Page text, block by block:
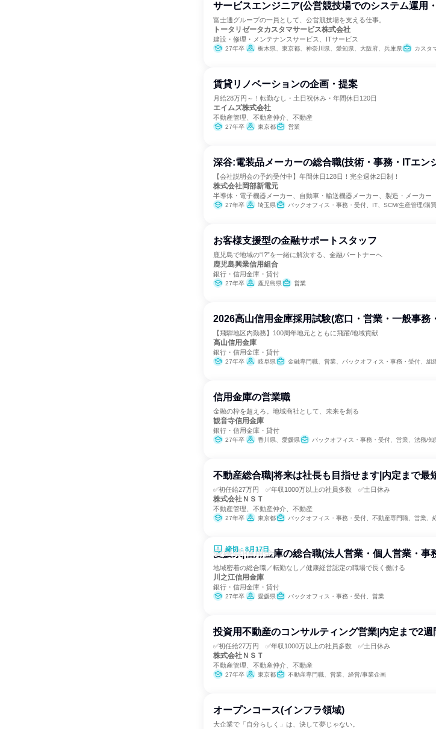
サービスエンジニア(公営競技場でのシステム運用
富士通グループの一員として、公営競技場を支える仕事。
トータリゼータカスタマサービス株式会社
建設・修理・メンテナンスサービス、ITサービス
27年卒 栃木県、東京都、神奈川県、愛知県、大阪府、兵庫県 カスタ
賃貸リノベーションの企画・提案
月給28万円～！転勤なし・土日祝休み・年間休日120日
エイムズ株式会社
不動産管理、不動産仲介、不動産
27年卒 東京都 営業
深谷:電装品メーカーの総合職(技術・事務・ITエン
【会社説明会の予約受付中】年間休日128日！完全週休2日制！
株式会社岡部新電元
半導体・電子機器メーカー、自動車・輸送機器メーカー、製造・メーカー
27年卒 埼玉県 バックオフィス・事務・受付、IT、SCM/生産管理/購
お客様支援型の金融サポートスタッフ
鹿児島で地域の“!?”を一緒に解決する、金融パートナーへ
鹿児島興業信用組合
銀行・信用金庫・貸付
27年卒 鹿児島県 営業
2026高山信用金庫採用試験(窓口・営業・一般事務
【飛騨地区内勤務】100周年地元とともに飛躍/地域貢献
高山信用金庫
銀行・信用金庫・貸付
27年卒 岐阜県 金融専門職、営業、バックオフィス・事務・受付、組
信用金庫の営業職
金融の枠を超えろ。地域商社として、未来を創る
観音寺信用金庫
銀行・信用金庫・貸付
27年卒 香川県、愛媛県 バックオフィス・事務・受付、営業、法務/知
不動産総合職|将来は社長も目指せます|内定まで最
✅初任給27万円 ✅年収1000万以上の社員多数 ✅土日休み
株式会社ＮＳＴ
不動産管理、不動産仲介、不動産
27年卒 東京都 バックオフィス・事務・受付、不動産専門職、営業、経営/
締切：8月17日
愛媛県|信用金庫の総合職(法人営業・個人営業・事
地域密着の総合職／転勤なし／健康経営認定の職場で長く働ける
川之江信用金庫
銀行・信用金庫・貸付
27年卒 愛媛県 バックオフィス・事務・受付、営業
投資用不動産のコンサルティング営業|内定まで2週
✅初任給27万円 ✅年収1000万以上の社員多数 ✅土日休み
株式会社ＮＳＴ
不動産管理、不動産仲介、不動産
27年卒 東京都 不動産専門職、営業、経営/事業企画
オープンコース(インフラ領域)
大企業で「自分らしく」は、決して夢じゃない。